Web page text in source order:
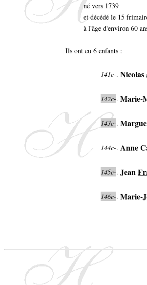
né vers 1739
et décédé le 15
à l'âge d'environ 60
Ils ont eu 6 enfants :
141c-. Nicolas
142c-. Marie-
143c-.
144c-. Anne
145c-. Jean
146c-. Marie-